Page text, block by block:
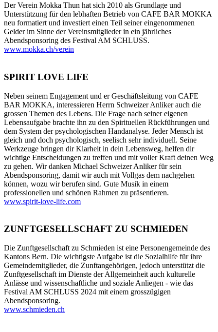
Der Verein Mokka Thun hat sich 2010 als Grundlage und
Unterstützung für den lebhaften Betrieb von CAFE BAR MOKKA
neu formatiert und investiert einen Teil seiner eingenommenen
Gelder im Sinne der Vereinsmitglieder in ein jährliches
Abendsponsoring des Festival AM SCHLUSS.
www.mokka.ch/verein
SPIRIT LOVE LIFE
Neben seinem Engagement und er Geschäftsleitung von CAFE
BAR MOKKA, interessieren Herrn Schweizer Anliker auch die
grossen Themen des Lebens. Die Frage nach seiner eigenen
Lebensaufgabe brachte ihn zu den Spirituellen Rückführungen und
dem System der psychologischen Handanalyse. Jeder Mensch ist
gleich und doch psychologisch, seelisch sehr individuell. Seine
Werkzeuge bringen dir Klarheit in dein Lebensweg, helfen dir
wichtige Entscheidungen zu treffen und mit voller Kraft deinen Weg
zu gehen. Wir danken Michael Schweizer Anliker für sein
Abendsponsoring, damit wir auch mit Vollgas dem nachgehen
können, wozu wir berufen sind. Gute Musik in einem
professionellen und schönen Rahmen zu präsentieren.
www.spirit-love-life.com
ZUNFTGESELLSCHAFT ZU SCHMIEDEN
Die Zunftgesellschaft zu Schmieden ist eine Personengemeinde des
Kantons Bern. Die wichtigste Aufgabe ist die Sozialhilfe für ihre
Gemeindemitglieder, die Zunftangehörigen, jedoch unterstützt die
Zunftgesellschaft im Dienste der Allgemeinheit auch kulturelle
Anlässe und wissenschaftliche und soziale Anliegen - wie das
Festival AM SCHLUSS 2024 mit einem grosszügigen
Abendsponsoring.
www.schmieden.ch